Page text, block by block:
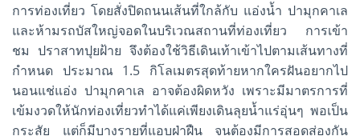
การท่องเที่ยว โดยสั่งปิดถนนเส้นที่ใกล้กับ แอ่งน้ำ ปามุกคาเล
และห้ามรถบัสใหญ่จอดในบริเวณสถานที่ท่องเที่ยว การเข้า
ชม ปราสาทปุยฝ้าย จึงต้องใช้วิธีเดินเท้าเข้าไปตามเส้นทางที่
กำหนด ประมาณ 1.5 กิโลเมตรสุดท้ายหากใครฝันอยากไป
นอนแช่แอ่ง ปามุกคาเล อาจต้องผิดหวัง เพราะมีมาตรการที่
เข้มงวดให้นักท่องเที่ยวทำได้แค่เพียงเดินลุยน้ำแร่อุ่นๆ พอเป็น
กระสัย แต่ก็มีบางรายที่แอบฝ่าฝืน จนต้องมีการสอดส่องกัน